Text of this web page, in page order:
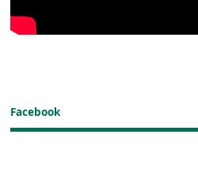
Facebook